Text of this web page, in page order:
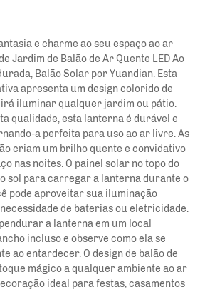
e charme ao seu espaço ao ar
Jardim de Balão de Ar Quente LED Ao
Balão Solar por Yuandian. Esta
apresenta um design colorido de
irá iluminar qualquer jardim ou pátio.
qualidade, esta lanterna é durável e
a perfeita para uso ao ar livre. As
criam um brilho quente e convidativo
nas noites. O painel solar no topo do
sol para carregar a lanterna durante o
pode aproveitar sua iluminação
de baterias ou eletricidade.
a lanterna em um local
incluso e observe como ela se
ao entardecer. O design de balão de
mágico a qualquer ambiente ao ar
ideal para festas, casamentos